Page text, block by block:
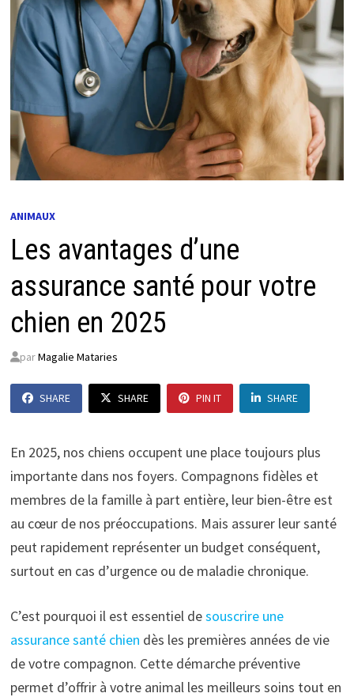
ANIMAUX
Les avantages d’une
assurance santé pour votre
chien en 2025
parMagalie Mataries
SHARE SHARE PIN IT SHARE
En 2025, nos chiens occupent une place toujours plus
importante dans nos foyers. Compagnons fidèles et
membres de la famille à part entière, leur bien-être est
au cœur de nos préoccupations. Mais assurer leur santé
peut rapidement représenter un budget conséquent,
surtout en cas d’urgence ou de maladie chronique.
C’est pourquoi il est essentiel desouscrire une
assurance santé chien dès les premières années de vie
de votre compagnon. Cette démarche préventive
permet d’offrir à votre animal les meilleurs soins tout en